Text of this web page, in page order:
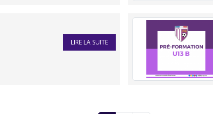
LIRE LA SUITE